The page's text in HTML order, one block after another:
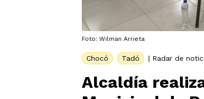
Foto: Wilman Arrieta
Chocó Tadó | Radar de
Alcaldía